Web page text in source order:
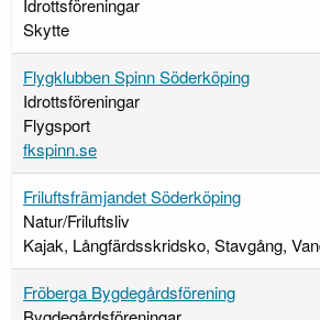
Idrottsföreningar
Skytte
Flygklubben Spinn Söderköping
Idrottsföreningar
Flygsport
fkspinn.se
Friluftsfrämjandet Söderköping
Natur/Friluftsliv
Kajak, Långfärdsskridsko, Stavgång,
Fröberga Bygdegårdsförening